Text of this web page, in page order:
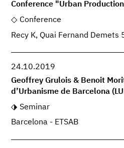
Conference "Urban
Conference
Recy K, Quai Fernand
24.10.2019
Geoffrey Grulois & Benoit
d’Urbanisme de Barcelona
Seminar
Barcelona - ETSAB